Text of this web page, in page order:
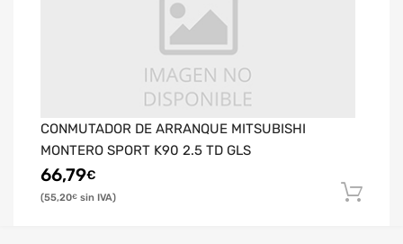
CONMUTADOR DE ARRANQUE MITSUBISHI
MONTERO SPORT K90 2.5 TD GLS
66,79€
55,20€